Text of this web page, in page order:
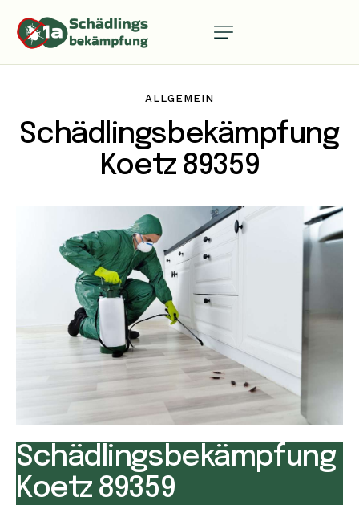
ALLGEMEIN
Schädlingsbekämpfung
Koetz 89359
Schädlingsbekämpfung
Koetz 89359